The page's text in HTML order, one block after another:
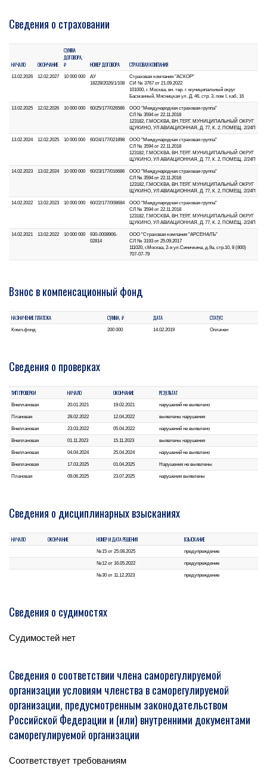
Сведения о страховании
НАЧАЛО ОКОНЧАНИЕ
СУММА
ДОГОВОРА,
₽
НОМЕР ДОГОВОРА СТРАХОВАЯ КОМПАНИЯ
13.02.2026 12.02.2027 10 000 000
АУ
18228/2026/1/108
Страховая компания "АСКОР"
СИ № 3767 от 21.09.2022
101000, г. Москва, вн. тер. г. муниципальный округ
Басманный, Мясницкая ул. Д. 46, стр. 3, пом I, каб. 16
13.02.2025 12.02.2026 10 000 000 60/25/177/026586
ООО "Международная страховая группа"
СЛ № 3594 от 22.11.2018
123182, Г.МОСКВА, ВН.ТЕР.Г. МУНИЦИПАЛЬНЫЙ ОКРУГ
ЩУКИНО, УЛ АВИАЦИОННАЯ, Д. 77, К. 2, ПОМЕЩ. 2/24П
13.02.2024 12.02.2025 10 000 000 60/24/177/021898
ООО "Международная страховая группа"
СЛ № 3594 от 22.11.2018
123182, Г.МОСКВА, ВН.ТЕР.Г. МУНИЦИПАЛЬНЫЙ ОКРУГ
ЩУКИНО, УЛ АВИАЦИОННАЯ, Д. 77, К. 2, ПОМЕЩ. 2/24П
14.02.2023 13.02.2024 10 000 000 60/23/177/016686
ООО "Международная страховая группа"
СЛ № 3594 от 22.11.2018
123182, Г.МОСКВА, ВН.ТЕР.Г. МУНИЦИПАЛЬНЫЙ ОКРУГ
ЩУКИНО, УЛ АВИАЦИОННАЯ, Д. 77, К. 2, ПОМЕЩ. 2/24П
14.02.2022 13.02.2023 10 000 000 60/22/177/008684
ООО "Международная страховая группа"
СЛ № 3594 от 22.11.2018
123182, Г.МОСКВА, ВН.ТЕР.Г. МУНИЦИПАЛЬНЫЙ ОКРУГ
ЩУКИНО, УЛ АВИАЦИОННАЯ, Д. 77, К. 2, ПОМЕЩ. 2/24П
14.02.2021 13.02.2022 10 000 000
930-0008906-
02814
ООО "Страховая компания "АРСЕНАЛЪ"
СЛ № 3193 от 25.09.2017
111020, г.Москва, 2-я ул.Синичкина, д.9а, стр.10, 8 (800)
707-07-79
Взнос в компенсационный фонд
НАЗНАЧЕНИЕ ПЛАТЕЖА СУММА, ₽ ДАТА СТАТУС
Комп.фонд 200 000 14.02.2019 Оплачен
Сведения о проверках
ТИП ПРОВЕРКИ НАЧАЛО ОКОНЧАНИЕ РЕЗУЛЬТАТ
Внеплановая 20.01.2021 19.02.2021 нарушений не выявлено
Плановая 28.02.2022 12.04.2022 выявлены нарушения
Внеплановая 23.03.2022 05.04.2022 нарушений не выявлено
Внеплановая 01.11.2023 15.11.2023 выявлены нарушения
Внеплановая 04.04.2024 25.04.2024 нарушений не выявлено
Внеплановая 17.03.2025 01.04.2025 Нарушения не выявлены
Плановая 09.06.2025 23.07.2025 нарушения выявлены
Сведения о дисциплинарных взысканиях
НАЧАЛО ОКОНЧАНИЕ НОМЕР И ДАТА РЕШЕНИЯ ВЗЫСКАНИЕ
№15 от 25.08.2025 предупреждение
№12 от 16.05.2022 предупреждение
№30 от 11.12.2023 предупреждение
Сведения о судимостях
Судимостей нет
Сведения о соответствии члена саморегулируемой
организации условиям членства в саморегулируемой
организации, предусмотренным законодательством
Российской Федерации и (или) внутренними документами
саморегулируемой организации
Соответствует требованиям